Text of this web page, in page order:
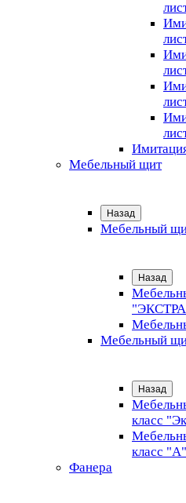
Мебельный щит
Назад
Мебельный
Назад
Мебельный
Назад
класс
класс "А"
Фанера